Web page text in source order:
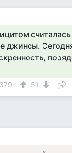
считалась
джинсы.
379 51